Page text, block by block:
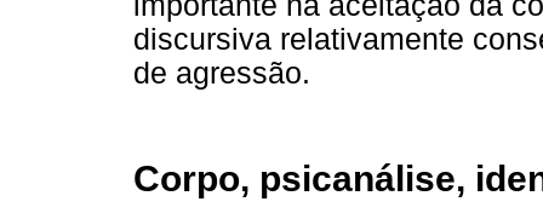
discursiva relativamente
de agressão.
Corpo, psicanálise,